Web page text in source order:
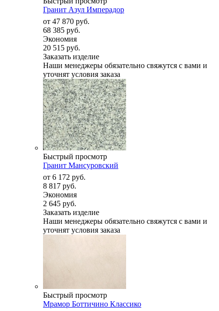
Гранит Азул Имперадор
от 47 870 руб.
68 385 руб.
Экономия
20 515 руб.
Заказать изделие
Наши менеджеры обязательно свяжутся с вами и
уточнят условия заказа
Быстрый просмотр
Гранит Мансуровский
от 6 172 руб.
8 817 руб.
Экономия
2 645 руб.
Заказать изделие
Наши менеджеры обязательно свяжутся с вами и
уточнят условия заказа
Быстрый просмотр
Мрамор Боттичино Классико